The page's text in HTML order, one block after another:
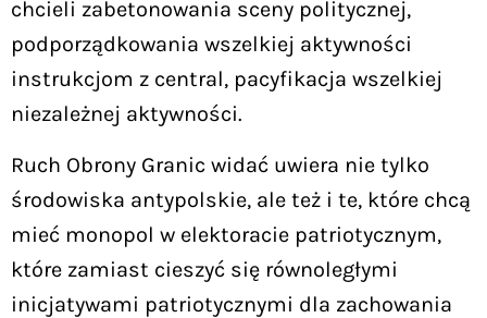
chcieli zabetonowania sceny politycznej,
podporządkowania wszelkiej aktywności
instrukcjom z central, pacyfikacja wszelkiej
niezależnej aktywności.
Ruch Obrony Granic widać uwiera nie tylko
środowiska antypolskie, ale też i te, które chcą
mieć monopol w elektoracie patriotycznym,
które zamiast cieszyć się równoległymi
inicjatywami patriotycznymi dla zachowania